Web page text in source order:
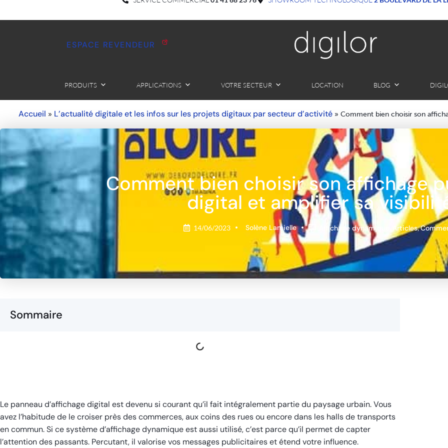
ESPACE REVENDEUR
PRODUITS APPLICATIONS VOTRE SECTEUR LOCATION BLOG
Accueil » L’actualité digitale et les infos sur les projets digitaux par secteur d’activité » Comment bien choisir son
Comment bien choisir son affichage
digital et amplifier sa
14/06/2023 Solène Lamielle Affichage dynamique Articles,
Sommaire
Le panneau d’affichage digital est devenu si courant qu’il fait intégralement partie du paysage urbain. Vous
avez l’habitude de le croiser près des commerces, aux coins des rues ou encore dans les halls de transports
en commun. Si ce système d’affichage dynamique est aussi utilisé, c’est parce qu’il permet de capter
l’attention des passants. Percutant, il valorise vos messages publicitaires et étend votre influence.